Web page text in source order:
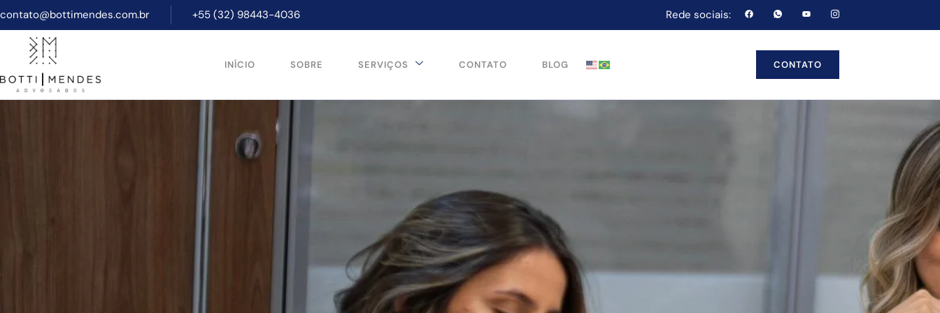
contato@bottimendes.com.br +55 (32) 98443-4036 Rede sociais:
INÍCIO SOBRE SERVIÇOS CONTATO BLOG CONTATO